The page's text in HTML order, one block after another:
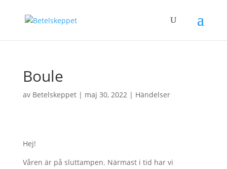
Boule
av Betelskeppet| maj 30, 2022| Händelser
Hej!
Våren är på sluttampen. Närmast i tid har vi